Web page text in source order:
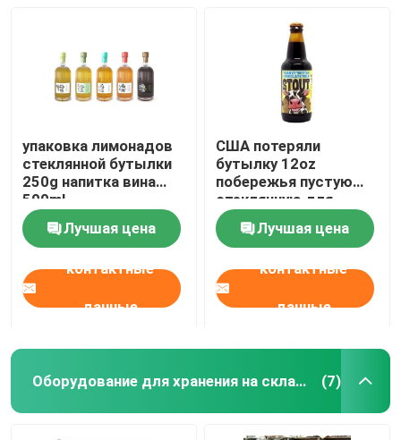
упаковка лимонадов
стеклянной бутылки
250g напитка вина
500ml
Лучшая цена
контактные
данные
США потеряли
бутылку 12oz
побережья пустую
стеклянную для
напитков 355ml
Лучшая цена
контактные
данные
Оборудование для хранения на складе (7)